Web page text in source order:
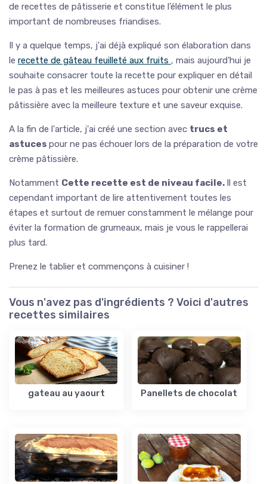
de recettes de pâtisserie et constitue l’élément le plus
important de nombreuses friandises.
Il y a quelque temps, j'ai déjà expliqué son élaboration dans
le recette de gâteau feuilleté aux fruits , mais aujourd'hui je
souhaite consacrer toute la recette pour expliquer en détail
le pas à pas et les meilleures astuces pour obtenir une crème
pâtissière avec la meilleure texture et une saveur exquise.
A la fin de l'article, j'ai créé une section avec trucs et
astuces pour ne pas échouer lors de la préparation de votre
crème pâtissière.
Notamment Cette recette est de niveau facile. Il est
cependant important de lire attentivement toutes les
étapes et surtout de remuer constamment le mélange pour
éviter la formation de grumeaux, mais je vous le rappellerai
plus tard.
Prenez le tablier et commençons à cuisiner !
Vous n'avez pas d'ingrédients ? Voici d'autres
recettes similaires
gateau au yaourt Panellets de chocolat